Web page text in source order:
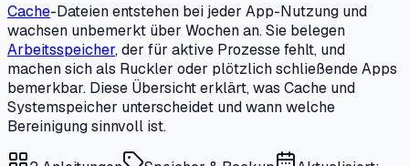
Cache-Dateien entstehen bei jeder App-Nutzung und
wachsen unbemerkt über Wochen an. Sie belegen
Arbeitsspeicher, der für aktive Prozesse fehlt, und
machen sich als Ruckler oder plötzlich schließende Apps
bemerkbar. Diese Übersicht erklärt, was Cache und
Systemspeicher unterscheidet und wann welche
Bereinigung sinnvoll ist.